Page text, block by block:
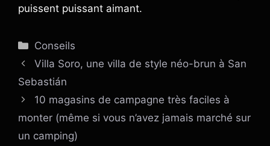
puissent puissant aimant.
Catégories
Conseils
Villa Soro, une villa de style néo-brun à San
Sebastián
10 magasins de campagne très faciles à
monter (même si vous n’avez jamais marché sur
un camping)